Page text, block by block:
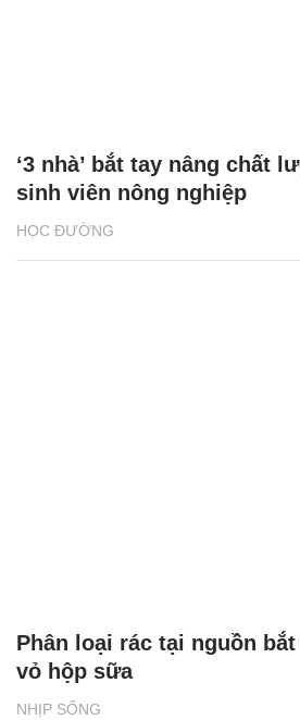
HỌC ĐƯỜNG
‘3 nhà’ bắt tay nâng chất
sinh viên nông nghiệp
NHỊP SỐNG
Phân loại rác tại nguồn
vỏ hộp sữa